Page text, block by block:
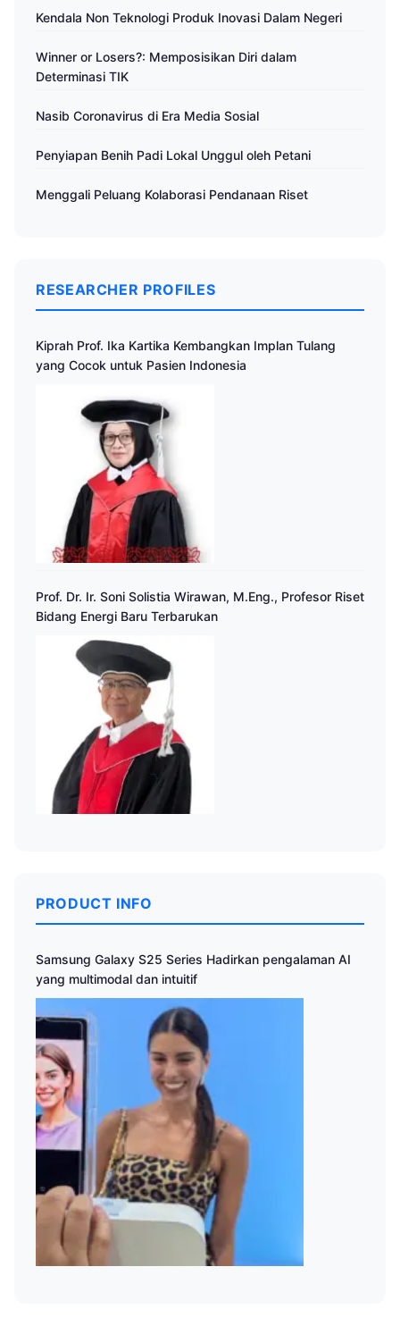
Kendala Non Teknologi Produk Inovasi Dalam Negeri
Winner or Losers?: Memposisikan Diri dalam
Determinasi TIK
Nasib Coronavirus di Era Media Sosial
Penyiapan Benih Padi Lokal Unggul oleh Petani
Menggali Peluang Kolaborasi Pendanaan Riset
RESEARCHER PROFILES
Kiprah Prof. Ika Kartika Kembangkan Implan Tulang
yang Cocok untuk Pasien Indonesia
Prof. Dr. Ir. Soni Solistia Wirawan, M.Eng., Profesor Riset
Bidang Energi Baru Terbarukan
PRODUCT INFO
Samsung Galaxy S25 Series Hadirkan pengalaman AI
yang multimodal dan intuitif